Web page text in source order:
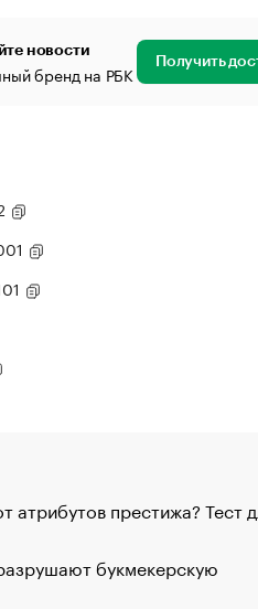
новости
бренд на РБК Получить
атрибутов престижа? Тест
букмекерскую